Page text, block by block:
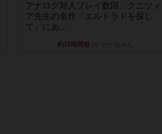
アナログ対人プレイ数回。クニツィ
ア先生の名作「エルドラドを探し
て」にあ...
約15時間前